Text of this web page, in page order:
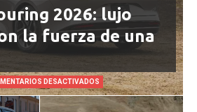
2026: lujo
la fuerza de una
DESACTIVADOS